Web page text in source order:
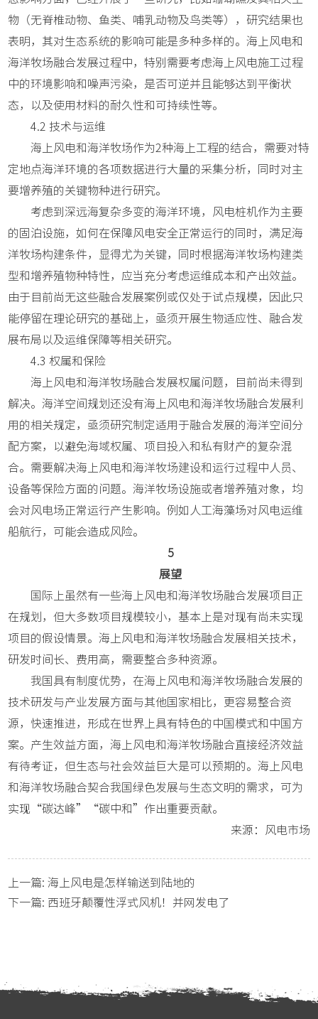
物（无脊椎动物、鱼类、哺乳动物及鸟类等），研究结果也
表明，其对生态系统的影响可能是多种多样的。海上风电和
海洋牧场融合发展过程中，特别需要考虑海上风电施工过程
中的环境影响和噪声污染，是否可逆并且能够达到平衡状
态，以及使用材料的耐久性和可持续性等。
4.2 技术与运维
海上风电和海洋牧场作为2种海上工程的结合，需要对特
定地点海洋环境的各项数据进行大量的采集分析，同时对主
要增养殖的关键物种进行研究。
考虑到深远海复杂多变的海洋环境，风电桩机作为主要
的固泊设施，如何在保障风电安全正常运行的同时，满足海
洋牧场构建条件，显得尤为关键，同时根据海洋牧场构建类
型和增养殖物种特性，应当充分考虑运维成本和产出效益。
由于目前尚无这些融合发展案例或仅处于试点规模，因此只
能停留在理论研究的基础上，亟须开展生物适应性、融合发
展布局以及运维保障等相关研究。
4.3 权属和保险
海上风电和海洋牧场融合发展权属问题，目前尚未得到
解决。海洋空间规划还没有海上风电和海洋牧场融合发展利
用的相关规定，亟须研究制定适用于融合发展的海洋空间分
配方案，以避免海域权属、项目投入和私有财产的复杂混
合。需要解决海上风电和海洋牧场建设和运行过程中人员、
设备等保险方面的问题。海洋牧场设施或者增养殖对象，均
会对风电场正常运行产生影响。例如人工海藻场对风电运维
船航行，可能会造成风险。
5
展望
国际上虽然有一些海上风电和海洋牧场融合发展项目正
在规划，但大多数项目规模较小，基本上是对现有尚未实现
项目的假设情景。海上风电和海洋牧场融合发展相关技术，
研发时间长、费用高，需要整合多种资源。
我国具有制度优势，在海上风电和海洋牧场融合发展的
技术研发与产业发展方面与其他国家相比，更容易整合资
源，快速推进，形成在世界上具有特色的中国模式和中国方
案。产生效益方面，海上风电和海洋牧场融合直接经济效益
有待考证，但生态与社会效益巨大是可以预期的。海上风电
和海洋牧场融合契合我国绿色发展与生态文明的需求，可为
实现“碳达峰”“碳中和”作出重要贡献。
来源：风电市场
上一篇:海上风电是怎样输送到陆地的
下一篇: 西班牙颠覆性浮式风机！并网发电了